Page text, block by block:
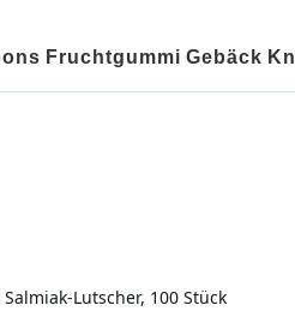
Fruchtgummi Gebäck
Lutscher, 100 Stück